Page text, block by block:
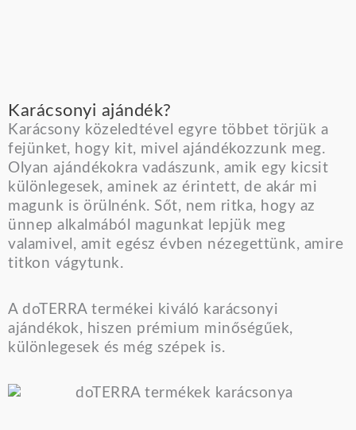
Karácsonyi ajándék?
Karácsony közeledtével egyre többet törjük a
fejünket, hogy kit, mivel ajándékozzunk meg.
Olyan ajándékokra vadászunk, amik egy kicsit
különlegesek, aminek az érintett, de akár mi
magunk is örülnénk. Sőt, nem ritka, hogy az
ünnep alkalmából magunkat lepjük meg
valamivel, amit egész évben nézegettünk, amire
titkon vágytunk.
A doTERRA termékei kiváló karácsonyi
ajándékok, hiszen prémium minőségűek,
különlegesek és még szépek is.